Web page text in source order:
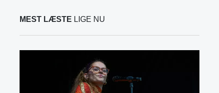
MEST LÆSTE LIGE NU